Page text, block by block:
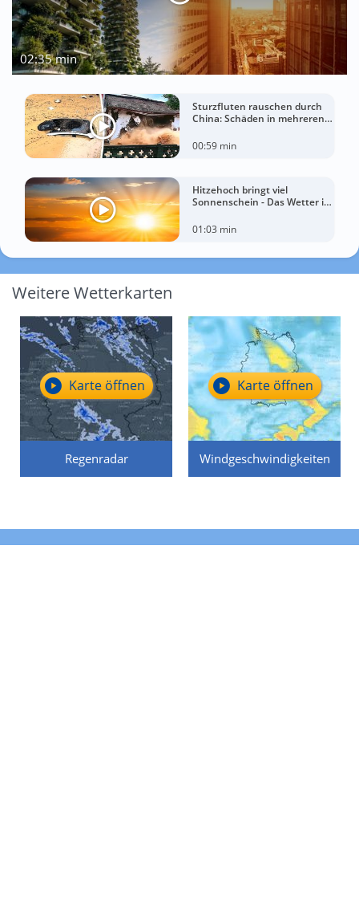
02:35 min
Sturzfluten rauschen durch
China: Schäden in mehreren
00:59 min
Hitzehoch bringt viel
Sonnenschein - Das Wetter in
01:03 min
Weitere Wetterkarten
Regenradar
Karte öffnen
Windgeschwindigkeiten
Karte öffnen